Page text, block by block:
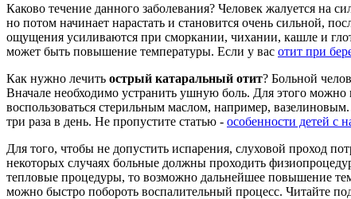
Каково течение данного заболевания? Человек жалуется на
но потом начинает нарастать и становится очень сильной,
ощущения усиливаются при сморкании, чихании, кашле и
может быть повышение температуры. Если у вас отит при
Как нужно лечить острый катаральный отит? Больной
Вначале необходимо устранить ушную боль. Для этого
воспользоваться стерильным маслом, например,
три раза в день. Не пропустите статью - особенности детей с
Для того, чтобы не допустить испарения, слуховой проход
некоторых случаях больные должны проходить
тепловые процедуры, то возможно дальнейшее повышение
можно быстро побороть воспалительный процесс. Читайте